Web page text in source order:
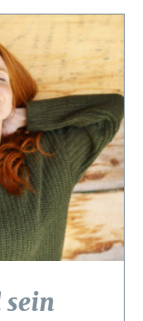
sein